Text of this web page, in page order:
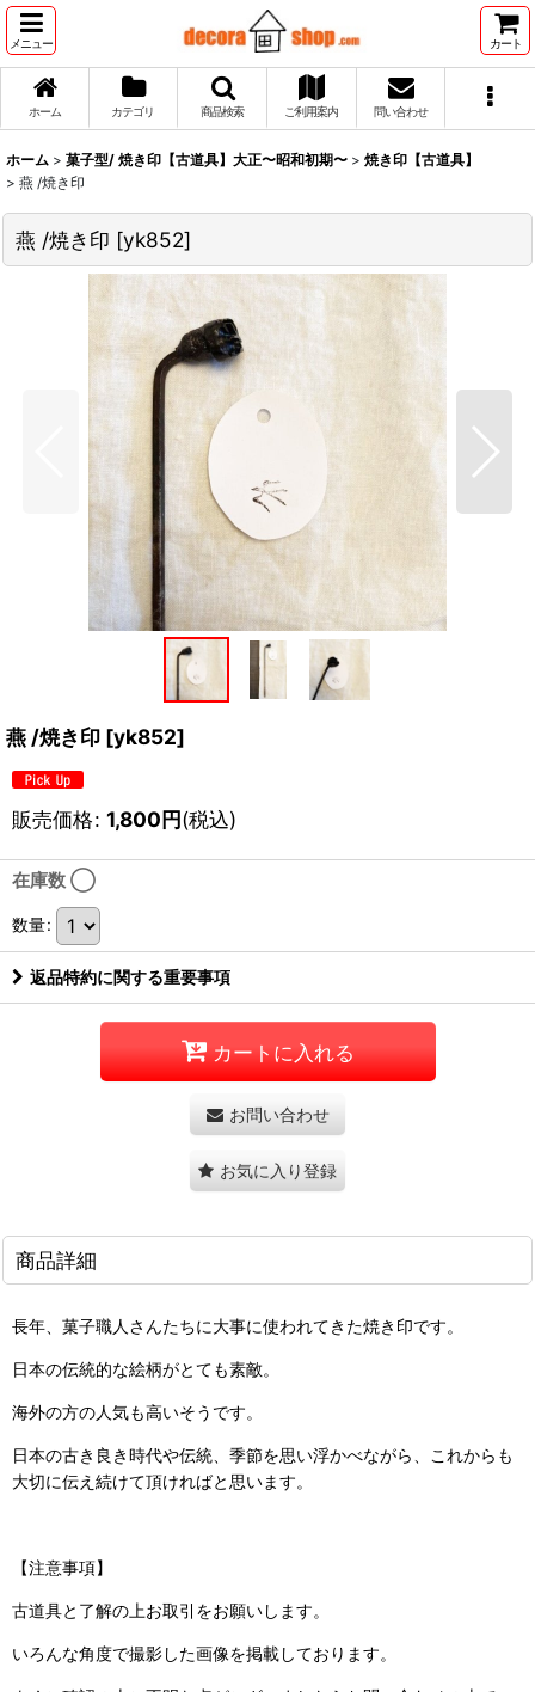
メニュー カート
ホーム カテゴリ 商品検索 ご利用案内 問い合わせ
ホーム > 菓子型/ 焼き印【古道具】大正〜昭和初期〜 > 焼き印【古道具】
> 燕 /焼き印
燕 /焼き印 [yk852]
燕 /焼き印 [yk852]
販売価格: 1,800円(税込)
在庫数 ◯
数量:
返品特約に関する重要事項
カートに入れる
お問い合わせ
お気に入り登録
商品詳細
長年、菓子職人さんたちに大事に使われてきた焼き印です。
日本の伝統的な絵柄がとても素敵。
海外の方の人気も高いそうです。
日本の古き良き時代や伝統、季節を思い浮かべながら、これからも
大切に伝え続けて頂ければと思います。
【注意事項】
古道具と了解の上お取引をお願いします。
いろんな角度で撮影した画像を掲載しております。